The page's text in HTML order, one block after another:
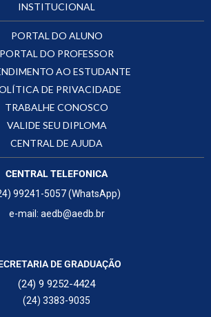
INSTITUCIONAL
PORTAL DO ALUNO
PORTAL DO PROFESSOR
AO ESTUDANTE
DE PRIVACIDADE
TRABALHE CONOSCO
VALIDE SEU DIPLOMA
CENTRAL DE AJUDA
CENTRAL TELEFONICA
99241-5057 (WhatsApp)
e-mail: aedb@aedb.br
DE GRADUAÇÃO
(24) 9 9252-4424
(24) 3383-9035